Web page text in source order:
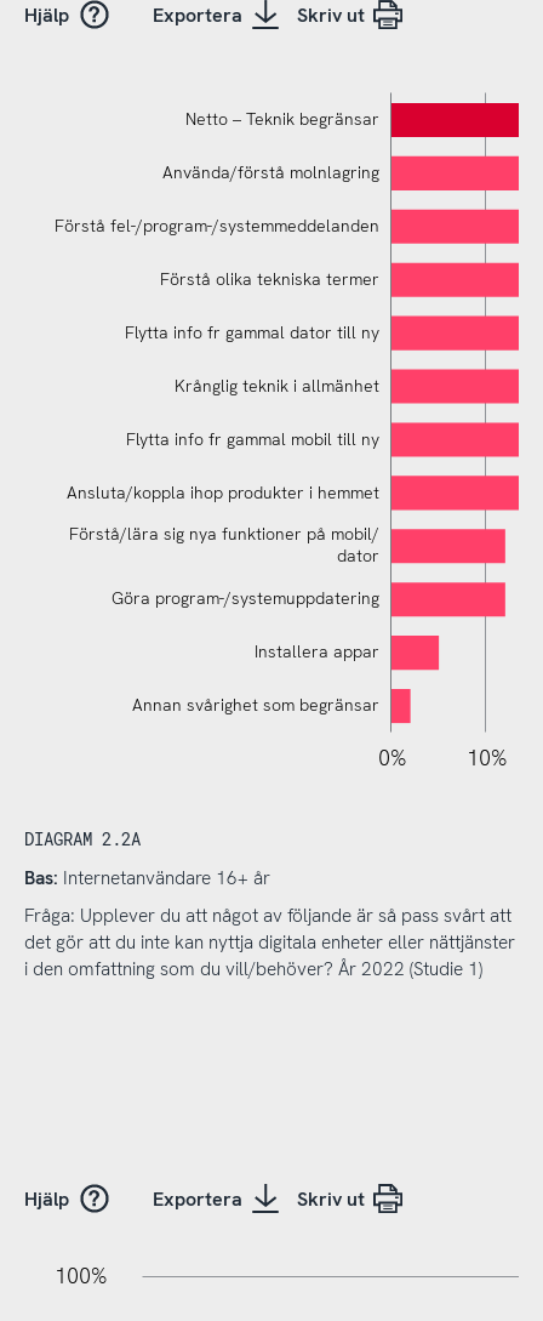
Hjälp Exportera Skriv ut
Netto – Teknik begränsar
Använda/förstå molnlagring
Förstå fel-/program-/systemmeddelanden
Förstå olika tekniska termer
Flytta info fr gammal dator till ny
Krånglig teknik i allmänhet
Flytta info fr gammal mobil till ny
Ansluta/koppla ihop produkter i hemmet
Förstå/lära sig nya funktioner på mobil/
dator
Göra program-/systemuppdatering
Installera appar
Annan svårighet som begränsar
110% 10%
0%
-10%
-20%
DIAGRAM 2.2A
Bas: Internetanvändare 16+ år
Fråga: Upplever du att något av följande är så pass svårt att
det gör att du inte kan nyttja digitala enheter eller nättjänster
i den omfattning som du vill/behöver? År 2022 (Studie 1)
Hjälp Exportera Skriv ut
100%